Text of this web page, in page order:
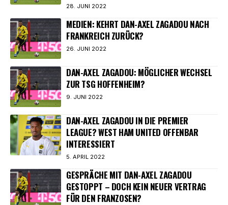
28. JUNI 2022
MEDIEN: KEHRT DAN-AXEL ZAGADOU NACH
FRANKREICH ZURÜCK?
26. JUNI 2022
DAN-AXEL ZAGADOU: MÖGLICHER WECHSEL
ZUR TSG HOFFENHEIM?
9. JUNI 2022
DAN-AXEL ZAGADOU IN DIE PREMIER
LEAGUE? WEST HAM UNITED OFFENBAR
INTERESSIERT
5. APRIL 2022
GESPRÄCHE MIT DAN-AXEL ZAGADOU
GESTOPPT – DOCH KEIN NEUER VERTRAG
FÜR DEN FRANZOSEN?